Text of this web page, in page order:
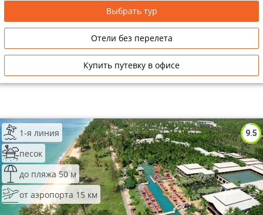
Выбрать тур
Отели без перелета
Купить путевку в офисе
9.5
1-я линия
песок
до пляжа 50 м
от аэропорта 15 км